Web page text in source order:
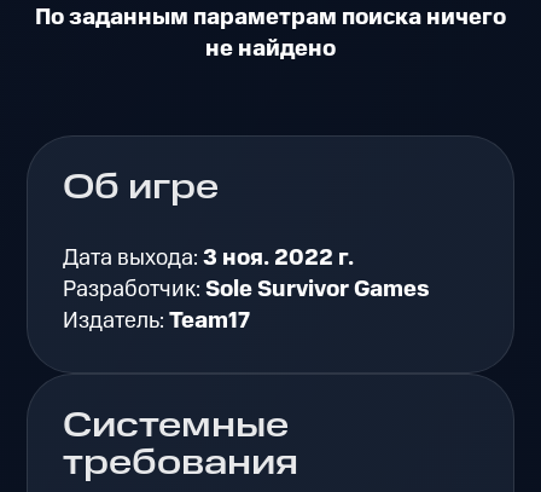
По заданным параметрам поиска ничего
не найдено
Об игре
Дата выхода:3 ноя. 2022 г.
Разработчик:Sole Survivor Games
Издатель:Team17
Системные
требования